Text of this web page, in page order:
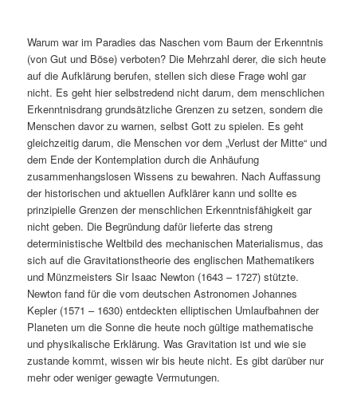
Warum war im Paradies das Naschen vom Baum der Erkenntnis
(von Gut und Böse) verboten? Die Mehrzahl derer, die sich heute
auf die Aufklärung berufen, stellen sich diese Frage wohl gar
nicht. Es geht hier selbstredend nicht darum, dem menschlichen
Erkenntnisdrang grundsätzliche Grenzen zu setzen, sondern die
Menschen davor zu warnen, selbst Gott zu spielen. Es geht
gleichzeitig darum, die Menschen vor dem „Verlust der Mitte“ und
dem Ende der Kontemplation durch die Anhäufung
zusammenhangslosen Wissens zu bewahren. Nach Auffassung
der historischen und aktuellen Aufklärer kann und sollte es
prinzipielle Grenzen der menschlichen Erkenntnisfähigkeit gar
nicht geben. Die Begründung dafür lieferte das streng
deterministische Weltbild des mechanischen Materialismus, das
sich auf die Gravitationstheorie des englischen Mathematikers
und Münzmeisters Sir Isaac Newton (1643 – 1727) stützte.
Newton fand für die vom deutschen Astronomen Johannes
Kepler (1571 – 1630) entdeckten elliptischen Umlaufbahnen der
Planeten um die Sonne die heute noch gültige mathematische
und physikalische Erklärung. Was Gravitation ist und wie sie
zustande kommt, wissen wir bis heute nicht. Es gibt darüber nur
mehr oder weniger gewagte Vermutungen.